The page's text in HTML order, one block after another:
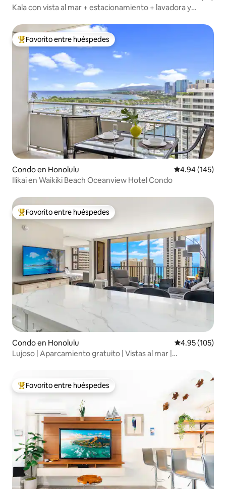
Kala con vista al mar + estacionamiento + lavadora y
Favorito entre huéspedes preferido
Favorito entre huéspedes
Condo en Honolulu Calificación
4.94 (145)
Ilikai en Waikiki Beach Oceanview Hotel Condo
Favorito entre huéspedes preferido
Favorito entre huéspedes
Condo en Honolulu Calificación
4.95 (105)
Lujoso | Aparcamiento gratuito | Vistas al mar |
Favorito entre huéspedes preferido
Favorito entre huéspedes